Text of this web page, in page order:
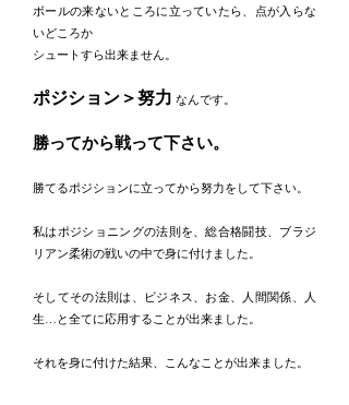
ボールの来ないところに立っていたら、点が入らな
いどころか
シュートすら出来ません。
ポジション＞努力 なんです。
勝ってから戦って下さい。
勝てるポジションに立ってから努力をして下さい。
私はポジショニングの法則を、総合格闘技、ブラジ
リアン柔術の戦いの中で身に付けました。
そしてその法則は、ビジネス、お金、人間関係、人
生…と全てに応用することが出来ました。
それを身に付けた結果、こんなことが出来ました。